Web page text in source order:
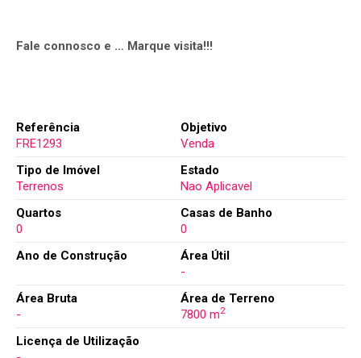
Fale connosco e … Marque visita!!!
Referência
FRE1293
Objetivo
Venda
Tipo de Imóvel
Terrenos
Estado
Nao Aplicavel
Quartos
0
Casas de Banho
0
Ano de Construção
Área Útil
-
Área Bruta
-
Área de Terreno
7800 m2
Licença de Utilização